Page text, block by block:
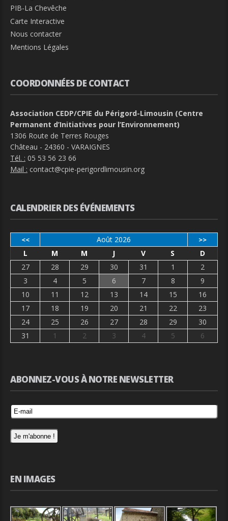
PIB-La Chevêche
Carte Interactive
Nous contacter
Mentions Légales
COORDONNÉES DE CONTACT
Association CEDP/CPIE du Périgord-Limousin (Centre
Permanent d’Initiatives pour l’Environnement)
1306 Route de Terres Rouges
Château - 24360 - VARAIGNES
Tél. : 05 53 56 23 66
Mail : contact@cpie-perigordlimousin.org
CALENDRIER DES ÉVÉNEMENTS
<< Août 2026 >>
L M M J V S
D
27
28 29 30 31 1
2
3
4 5 6 7 8
9
10
11 12 13 14 15
16
17
18 19 20 21 22
23
24
25 26 27 28 29
30
31
1 2 3 4 5 6
ABONNEZ-VOUS À NOTRE NEWSLETTER
EN IMAGES